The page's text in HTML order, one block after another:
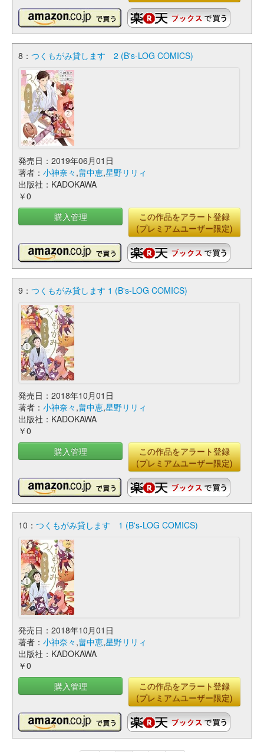
8： つくもがみ貸します 2 (B's-LOG COMICS)
発売日：2019年06月01日
著者： 小神奈々 ,畠中恵,星野リリィ
出版社：KADOKAWA
￥0
購入管理
この作品をアラート登録
(プレミアムユーザー限定)
9： つくもがみ貸します 1 (B's-LOG COMICS)
発売日：2018年10月01日
著者： 小神奈々 ,畠中恵,星野リリィ
出版社：KADOKAWA
￥0
購入管理
この作品をアラート登録
(プレミアムユーザー限定)
10： つくもがみ貸します 1 (B's-LOG COMICS)
発売日：2018年10月01日
著者： 小神奈々 ,畠中恵,星野リリィ
出版社：KADOKAWA
￥0
購入管理
この作品をアラート登録
(プレミアムユーザー限定)